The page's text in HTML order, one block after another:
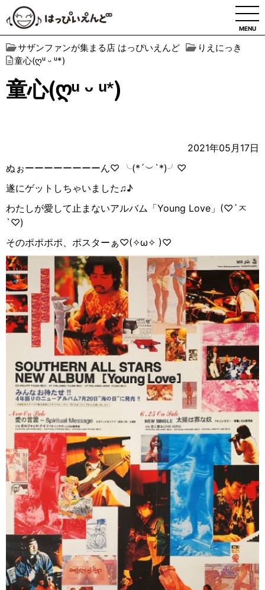
MENU
サザンファンが集まる店 はっぴいえんど
りえにっき
童心(ღᵘ ᵕ ᵘ*)
童心(ღᵘ ᵕ ᵘ*)
2021年05月17日
ぬぉーーーーーーーーん♡ ╰(*´︶ `*)╯ ♡
遂にゲットしちゃいました♫♪
わたしが愛して止まないアルバム「Young Love 」 (♡´ ㅈ
`♡)
そのポポポポ、ポスターぁ♡(✧ω✧ )♡